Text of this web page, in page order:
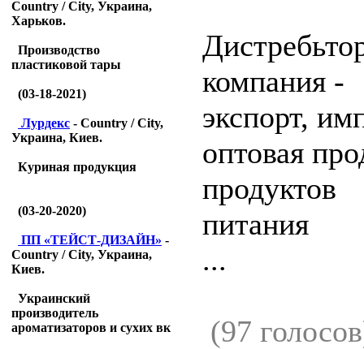
Country / City, Украина,
Харьков.
Производство
пластиковой тары
(03-18-2021)
Лурдекс - Country / City,
Украина, Киев.
Куриная продукция
(03-20-2020)
ПП «ТЕЙСТ-ДИЗАЙН» -
Country / City, Украина,
Киев.
Украинский
производитель
ароматизаторов и сухих вк
компания -
экспорт,
оптовая
продуктов
питания
...
(97